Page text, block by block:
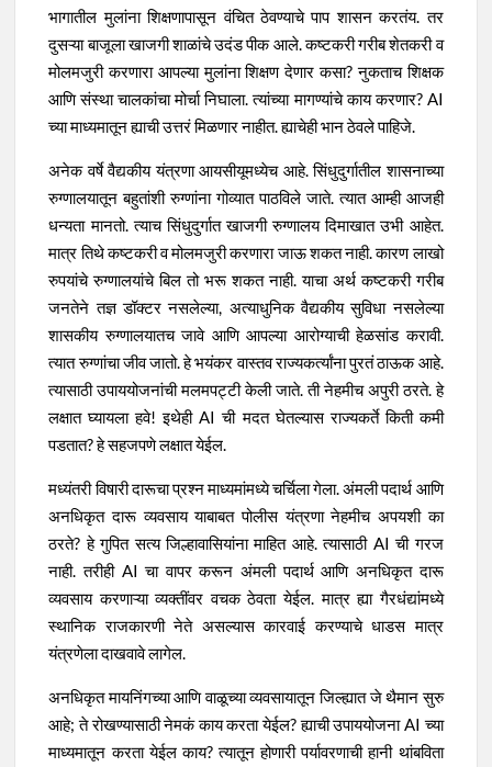
भागातील मुलांना शिक्षणापासून वंचित ठेवण्याचे पाप शासन करतंय. तर
दुसऱ्या बाजूला खाजगी शाळांचे उदंड पीक आले. कष्टकरी गरीब शेतकरी व
मोलमजुरी करणारा आपल्या मुलांना शिक्षण देणार कसा? नुकताच शिक्षक
आणि संस्था चालकांचा मोर्चा निघाला. त्यांच्या मागण्यांचे काय करणार? AI
च्या माध्यमातून ह्याची उत्तरं मिळणार नाहीत. ह्याचेही भान ठेवले पाहिजे.
अनेक वर्षे वैद्यकीय यंत्रणा आयसीयूमध्येच आहे. सिंधुदुर्गातील शासनाच्या
रुग्णालयातून बहुतांशी रुग्णांना गोव्यात पाठविले जाते. त्यात आम्ही आजही
धन्यता मानतो. त्याच सिंधुदुर्गात खाजगी रुग्णालय दिमाखात उभी आहेत.
मात्र तिथे कष्टकरी व मोलमजुरी करणारा जाऊ शकत नाही. कारण लाखो
रुपयांचे रुग्णालयांचे बिल तो भरू शकत नाही. याचा अर्थ कष्टकरी गरीब
जनतेने तज्ञ डॉक्टर नसलेल्या, अत्याधुनिक वैद्यकीय सुविधा नसलेल्या
शासकीय रुग्णालयातच जावे आणि आपल्या आरोग्याची हेळसांड करावी.
त्यात रुग्णांचा जीव जातो. हे भयंकर वास्तव राज्यकर्त्यांना पुरतं ठाऊक आहे.
त्यासाठी उपाययोजनांची मलमपट्टी केली जाते. ती नेहमीच अपुरी ठरते. हे
लक्षात घ्यायला हवे! इथेही AI ची मदत घेतल्यास राज्यकर्ते किती कमी
पडतात? हे सहजपणे लक्षात येईल.
मध्यंतरी विषारी दारूचा प्रश्न माध्यमांमध्ये चर्चिला गेला. अंमली पदार्थ आणि
अनधिकृत दारू व्यवसाय याबाबत पोलीस यंत्रणा नेहमीच अपयशी का
ठरते? हे गुपित सत्य जिल्हावासियांना माहित आहे. त्यासाठी AI ची गरज
नाही. तरीही AI चा वापर करून अंमली पदार्थ आणि अनधिकृत दारू
व्यवसाय करणाऱ्या व्यक्तींवर वचक ठेवता येईल. मात्र ह्या गैरधंद्यांमध्ये
स्थानिक राजकारणी नेते असल्यास कारवाई करण्याचे धाडस मात्र
यंत्रणेला दाखवावे लागेल.
अनधिकृत मायनिंगच्या आणि वाळूच्या व्यवसायातून जिल्ह्यात जे थैमान सुरु
आहे; ते रोखण्यासाठी नेमकं काय करता येईल? ह्याची उपाययोजना AI च्या
माध्यमातून करता येईल काय? त्यातून होणारी पर्यावरणाची हानी थांबविता